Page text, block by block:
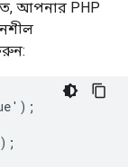
আপনার PHP